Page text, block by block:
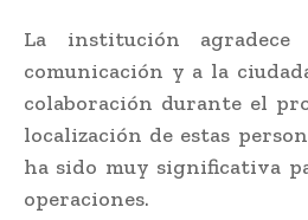
La institución
comunicación y a la
colaboración durante el
localización de estas
ha sido muy significativa
operaciones.